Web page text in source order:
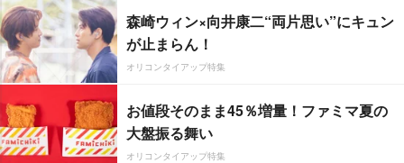
森崎ウィン×向井康二“両片思い”にキュン
が止まらん！
オリコンタイアップ特集
お値段そのまま45％増量！ファミマ夏の
大盤振る舞い
オリコンタイアップ特集